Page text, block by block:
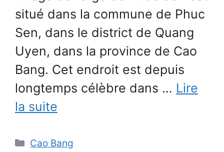
situé dans la commune de Phuc
Sen, dans le district de Quang
Uyen, dans la province de Cao
Bang. Cet endroit est depuis
longtemps célèbre dans … Lire
la suite
Catégories
Cao Bang